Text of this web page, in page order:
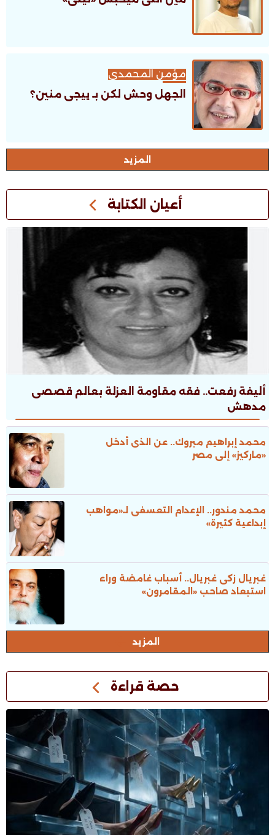
مؤمن المحمدى
الجهل وحش لكن بـ ييجى منين؟
اﻟﻤﺰﻳﺪ
أعيان الكتابة
أليفة رفعت.. فقه مقاومة العزلة بعالم قصصى
مدهش
محمد إبراهيم مبروك.. عن الذى أدخل
«ماركيز» إلى مصر
محمد مندور.. الإعدام التعسفى لـ«مواهب
إبداعية كثيرة»
غبريال زكى غبريال.. أسباب غامضة وراء
استبعاد صاحب «المقامرون»
المزيد
حصة قراءة